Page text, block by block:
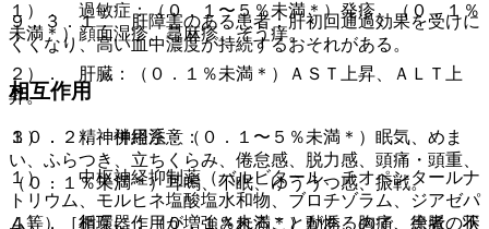
９．３．１． 肝障害のある患者：肝初回通過効果を受けに
くくなり、高い血中濃度が持続するおそれがある。
相互作用
１０．２． 併用注意：
１）． 中枢神経抑制薬（バルビタール、チオペンタールナ
トリウム、モルヒネ塩酸塩水和物、ブロチゾラム、ジアゼパ
ム等）［相互に作用が増強されることがあるので、患者の状
１）． 過敏症：（０．１〜５％未満＊）発疹、（０．１％
未満＊）顔面湿疹、蕁麻疹、そう痒。
２）． 肝臓：（０．１％未満＊）ＡＳＴ上昇、ＡＬＴ上
昇。
３）． 精神神経系：（０．１〜５％未満＊）眠気、めま
い、ふらつき、立ちくらみ、倦怠感、脱力感、頭痛・頭重、
（０．１％未満＊）耳鳴、不眠、ゆううつ感、振戦。
４）． 循環器：（０．１％未満＊）動悸、胸痛、徐脈、不